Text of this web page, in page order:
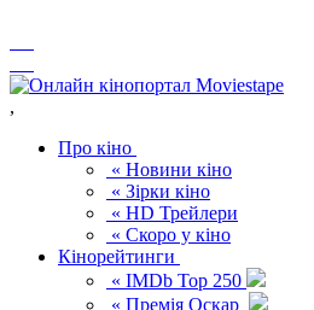
,
Про кіно
« Новини кіно
« Зірки кіно
« HD Трейлери
« Скоро у кіно
Кінорейтинги
« IMDb Top 250
« Премія Оскар